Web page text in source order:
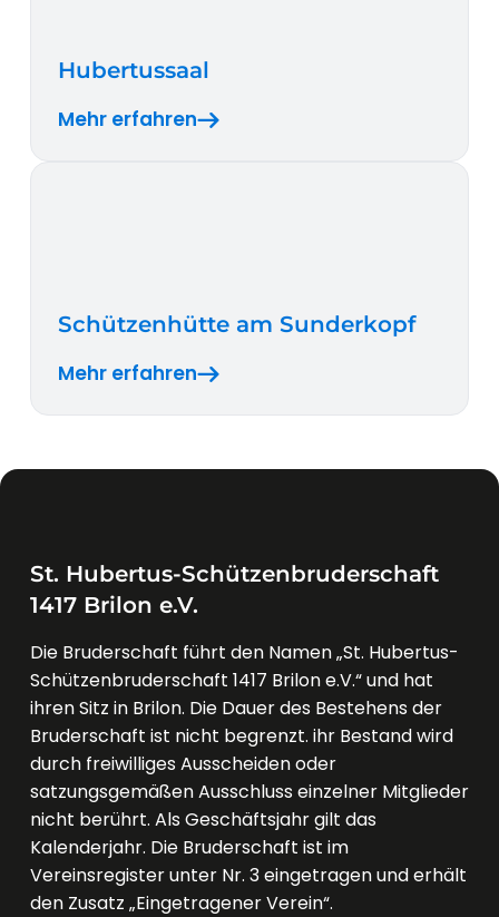
Hubertussaal
Mehr erfahren
Schützenhütte am Sunderkopf
Mehr erfahren
St. Hubertus-Schützenbruderschaft
1417 Brilon e.V.
Die Bruderschaft führt den Namen „St. Hubertus-
Schützenbruderschaft 1417 Brilon e.V.“ und hat
ihren Sitz in Brilon. Die Dauer des Bestehens der
Bruderschaft ist nicht begrenzt. ihr Bestand wird
durch freiwilliges Ausscheiden oder
satzungsgemäßen Ausschluss einzelner Mitglieder
nicht berührt. Als Geschäftsjahr gilt das
Kalenderjahr. Die Bruderschaft ist im
Vereinsregister unter Nr. 3 eingetragen und erhält
den Zusatz „Eingetragener Verein“.